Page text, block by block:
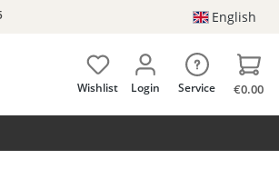
English
Wishlist Login Service €0.00